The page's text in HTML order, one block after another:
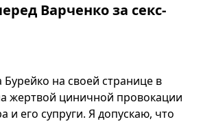
Варченко за секс-
на своей странице в
жертвой циничной провокации
и его супруги. Я допускаю, что